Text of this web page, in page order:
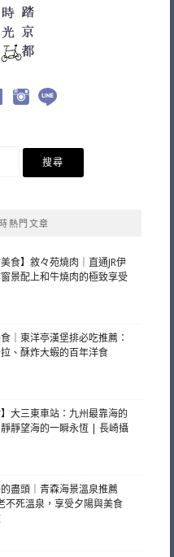
熱門文章
美食】敘々苑燒肉｜直通JR伊
景配上和牛燒肉的極致享受
｜東洋亭漢堡排必吃推薦：
、酥炸大蝦的百年洋食
】大三東車站：九州最靠海的
靜望海的一瞬永恆 | 長崎攝
盡頭｜青森海景溫泉推薦
不死溫泉，享受夕陽與美食